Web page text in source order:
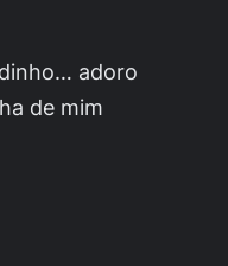
adoro
de mim